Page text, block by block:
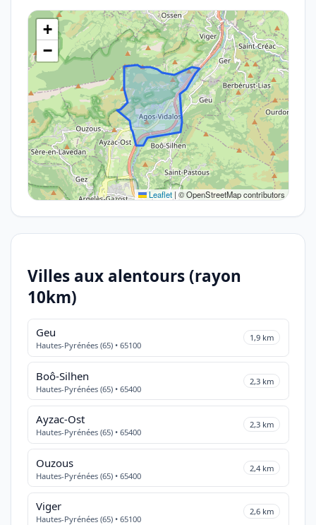
+
−
Leaflet | © OpenStreetMap contributors
Villes aux alentours (rayon
10km)
Geu
Hautes-Pyrénées (65) • 65100
1,9 km
Boô-Silhen
Hautes-Pyrénées (65) • 65400
2,3 km
Ayzac-Ost
Hautes-Pyrénées (65) • 65400
2,3 km
Ouzous
Hautes-Pyrénées (65) • 65400
2,4 km
Viger
Hautes-Pyrénées (65) • 65100
2,6 km